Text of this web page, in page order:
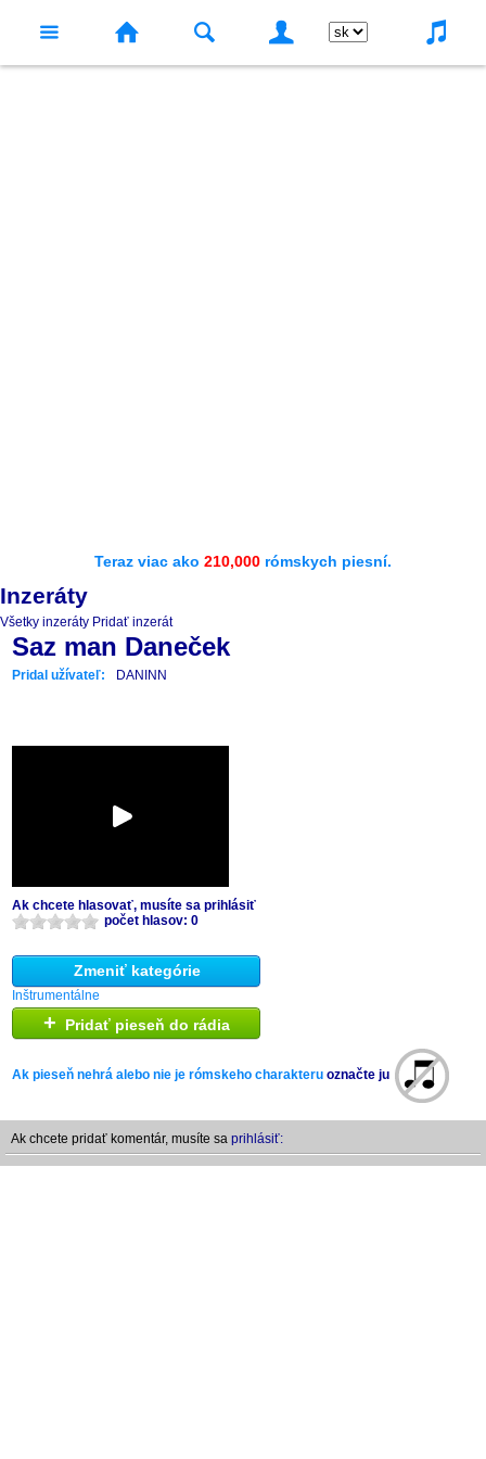
Teraz viac ako 210,000 rómskych piesní.
Inzeráty
Všetky inzeráty Pridať inzerát
Saz man Daneček
Pridal užívateľ: DANINN
Ak chcete hlasovať, musíte sa prihlásiť
počet hlasov: 0
Zmeniť kategórie
Inštrumentálne
+ Pridať pieseň do rádia
Ak pieseň nehrá alebo nie je rómskeho charakteru označte ju
Ak chcete pridať komentár, musíte sa prihlásiť: